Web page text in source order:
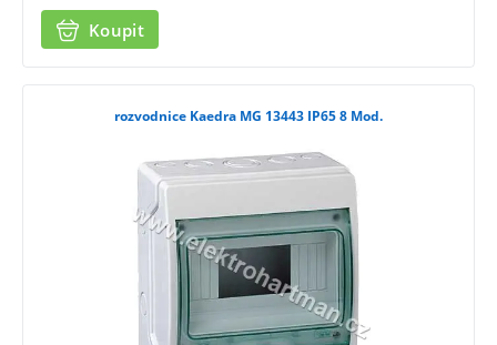
Koupit
rozvodnice Kaedra MG 13443 IP65 8 Mod.